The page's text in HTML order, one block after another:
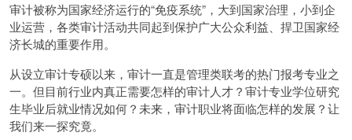
审计被称为国家经济运行的“免疫系统”，大到国家治理，小到企
业运营，各类审计活动共同起到保护广大公众利益、捍卫国家经
济长城的重要作用。
从设立审计专硕以来，审计一直是管理类联考的热门报考专业之
一。但目前行业内真正需要怎样的审计人才？审计专业学位研究
生毕业后就业情况如何？未来，审计职业将面临怎样的发展？让
我们来一探究竟。